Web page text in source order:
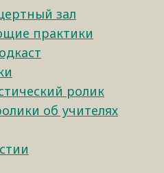
зал
практики
ролик
об учителях